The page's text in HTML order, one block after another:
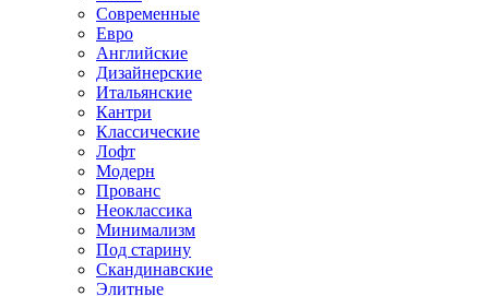
Современные
Евро
Английские
Дизайнерские
Итальянские
Кантри
Классические
Лофт
Модерн
Прованс
Неоклассика
Минимализм
Под старину
Скандинавские
Элитные